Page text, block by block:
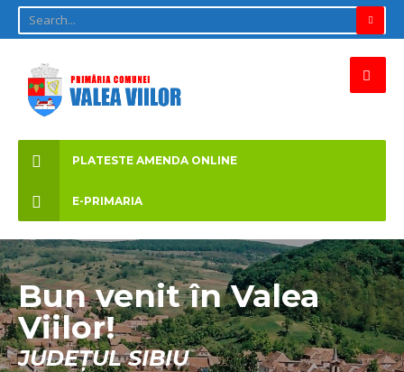
PLATESTE AMENDA ONLINE
E-PRIMARIA
Bun venit în Valea
Viilor!
JUDEȚUL SIBIU